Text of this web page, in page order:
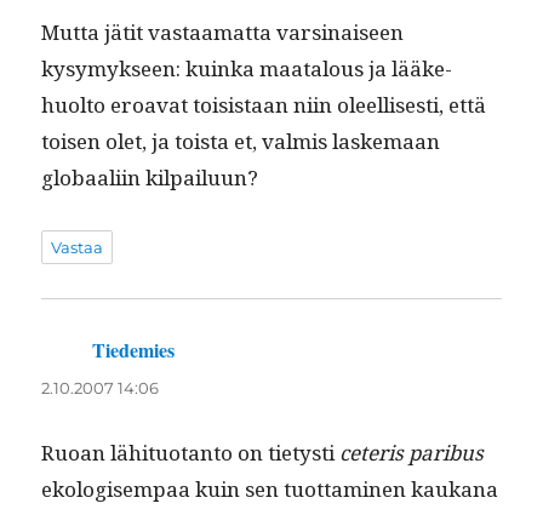
Mut­ta jätit vas­taa­mat­ta varsi­naiseen
kysymyk­seen: kuin­ka maat­alous ja lääke­
huolto eroa­vat toi­sis­taan niin oleel­lis­es­ti, että
toisen olet, ja toista et, valmis laske­maan
globaali­in kilpailuun?
Vastaa
Tiedemies
2.10.2007 14:06
Ruoan lähi­tuotan­to on tietysti ceteris paribus
ekol­o­gisem­paa kuin sen tuot­ta­mi­nen kaukana